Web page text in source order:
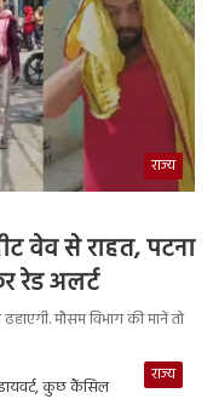
राज्य
वेव से राहत, पटना
रेड अलर्ट
मौसम विभाग की मानें तो
राज्य